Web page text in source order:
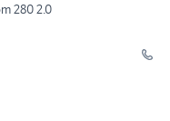
280 2.0